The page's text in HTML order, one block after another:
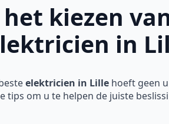
kiezen
in
elektricien in Lille hoeft geen
tips om u te helpen de juiste